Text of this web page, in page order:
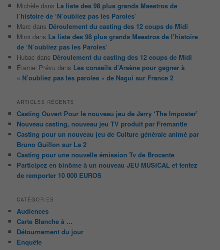
Michèle dans La liste des 98 plus grands Maestros de
l’histoire de ‘N’oubliez pas les Paroles’
Marc dans Déroulement du casting des 12 coups de Midi
Mimi dans La liste des 98 plus grands Maestros de l’histoire
de ‘N’oubliez pas les Paroles’
Hubac dans Déroulement du casting des 12 coups de Midi
Éternel Prévu dans Les conseils d’Arsène pour gagner à
« N’oubliez pas les paroles » de Nagui sur France 2
ARTICLES RÉCENTS
Casting Ouvert Pour le nouveau jeu de Jarry ‘The Imposter’
Nouveau casting, nouveau jeu TV produit par Fremantle
Casting pour un nouveau jeu de Culture générale animé par
Bruno Guillon sur La 2
Casting pour une nouvelle émission Tv de Brocante
Participez en binôme à un nouveau JEU MUSICAL et tentez
de remporter 10 000 EUROS
CATÉGORIES
Audiences
Carte Blanche à …
Détournement du jour
Enquête